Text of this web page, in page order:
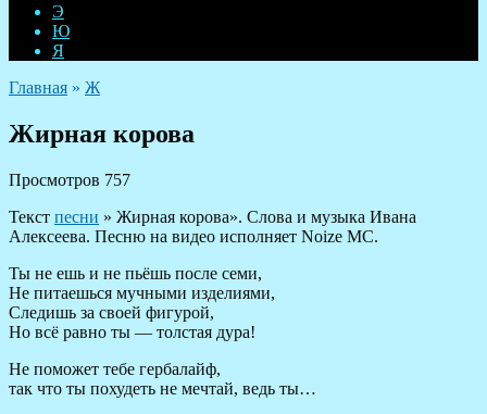
Э
Ю
Я
Главная » Ж
Жирная корова
Просмотров 757
Текст песни » Жирная корова». Слова и музыка Ивана
Алексеева. Песню на видео исполняет Noize MC.
Ты не ешь и не пьёшь после семи,
Не питаешься мучными изделиями,
Следишь за своей фигурой,
Но всё равно ты — толстая дура!
Не поможет тебе гербалайф,
так что ты похудеть не мечтай, ведь ты…